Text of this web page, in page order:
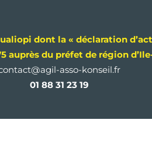
dont la « déclaration
auprès du préfet de région
asso-konseil.fr
01 88 31 23 19